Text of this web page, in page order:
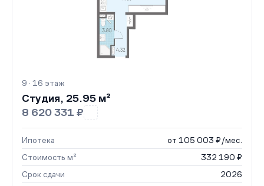
9 · 16 этаж
Студия, 25.95 м²
8 620 331 ₽
Ипотека
от 105 003 ₽/мес.
Стоимость м²
332 190 ₽
Срок сдачи
2026